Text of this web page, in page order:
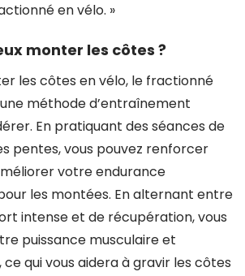
en vélo. »
monter les côtes ?
les côtes en vélo, le fractionné
méthode d’entraînement
En pratiquant des séances de
pentes, vous pouvez renforcer
votre endurance
les montées. En alternant entre
intense et de récupération, vous
puissance musculaire et
qui vous aidera à gravir les côtes